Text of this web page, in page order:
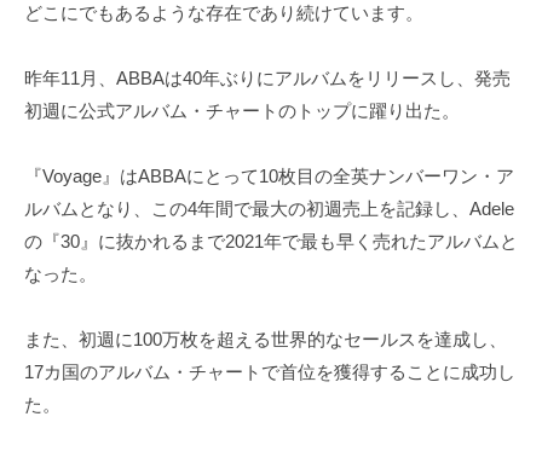
どこにでもあるような存在であり続けています。
昨年11月、ABBAは40年ぶりにアルバムをリリースし、発売
初週に公式アルバム・チャートのトップに躍り出た。
『Voyage』はABBAにとって10枚目の全英ナンバーワン・ア
ルバムとなり、この4年間で最大の初週売上を記録し、Adele
の『30』に抜かれるまで2021年で最も早く売れたアルバムと
なった。
また、初週に100万枚を超える世界的なセールスを達成し、
17カ国のアルバム・チャートで首位を獲得することに成功し
た。